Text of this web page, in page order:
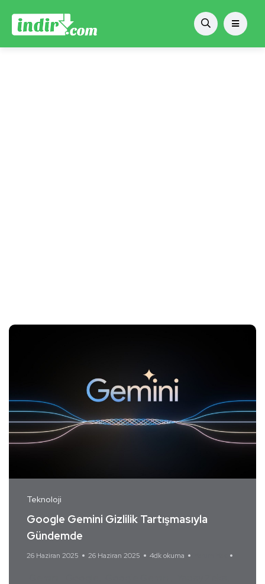
Teknoloji
Google Gemini Gizlilik Tartışmasıyla
Gündemde
26 Haziran 2025 26 Haziran 2025 4dk okuma